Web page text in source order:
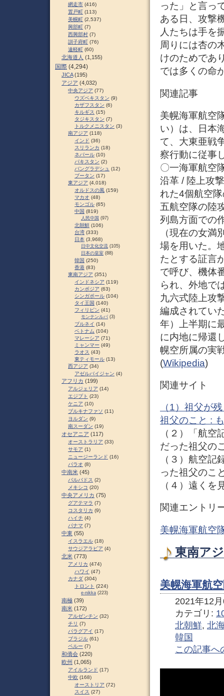
った」と言っ
ある日、攻撃
人たちは手を
周りには杏の
けのためであ
では多くの命
関連記事
美幌海軍航空
い）は、日本
て、大東亜戦
察行動に従事
〇一海軍航空
沿革 / 陸上攻
れた4個航空
五航空隊の陸
列島方面での
（現在の女
場を用いた。
たとする証言
で呼び、機体
られ、外地で
九六式陸上攻
編成されてい
年）上半期に
に内地に帰還
幌空所属の実
(Wikipedia)
関連サイト
（1）祖父が
祖父のこと :
（２）「航
だった祖父の
（３）航空
った祖父のこ
（４）遠く
関連エントリ
美幌海軍航空
東南ア
美幌海軍航
2021年12
カテゴリ:
北朝鮮, 北
韓国
この記事へ
網走市 (416)
置戸町 (113)
美幌町 (2,537)
興部町 (7)
西興部村 (7)
訓子府町 (76)
遠軽町 (60)
北海道人 (1,155)
国際 (4,294)
JICA(195)
アジア (4,032)
中央アジア (77)
ウズベキスタン (9)
カザフスタン (6)
キルギス (15)
タジキスタン (7)
トルクメニスタン (3)
南アジア (118)
インド (36)
スリランカ (18)
ネパール (10)
パキスタン (2)
バングラデシュ (12)
ブータン (17)
東アジア (4,018)
オルドスの風 (159)
マカオ (48)
モンゴル (65)
中国 (819)
人民中国 (97)
北朝鮮 (106)
台湾 (333)
日本 (3,968)
日中文化交流 (105)
日本の皇室 (88)
韓国 (250)
香港 (83)
東南アジア (351)
インドネシア (119)
カンボジア (63)
シンガポール (104)
タイ王国 (140)
フィリピン (41)
モンテンルパ (3)
ブルネイ (14)
ベトナム (104)
マレーシア (71)
ミャンマー (49)
ラオス (43)
東ティモール (13)
西アジア (34)
アゼルバイジャン (4)
アフリカ (199)
アルジェリア (14)
エジプト (23)
ケニア (10)
ブルキナファソ (11)
ヨルダン (9)
南スーダン (19)
オセアニア (117)
オーストラリア (33)
サモア (1)
ニュージーランド (16)
パラオ (8)
中南米 (45)
バルバドス (2)
メキシコ (20)
中央アメリカ (75)
グアテマラ (7)
コスタリカ (9)
ハイチ (4)
パナマ (7)
中東 (55)
イスラエル (18)
サウジアラビア (4)
北米 (773)
アメリカ (474)
ハワイ (47)
カナダ (304)
トロント (224)
e-nikka (223)
南極 (39)
南米 (172)
アルゼンチン (32)
チリ (7)
パラグアイ (17)
ブラジル (61)
ペルー (7)
和僑会 (220)
欧州 (1,065)
アイルランド (17)
中欧 (168)
オーストリア (72)
スイス (27)